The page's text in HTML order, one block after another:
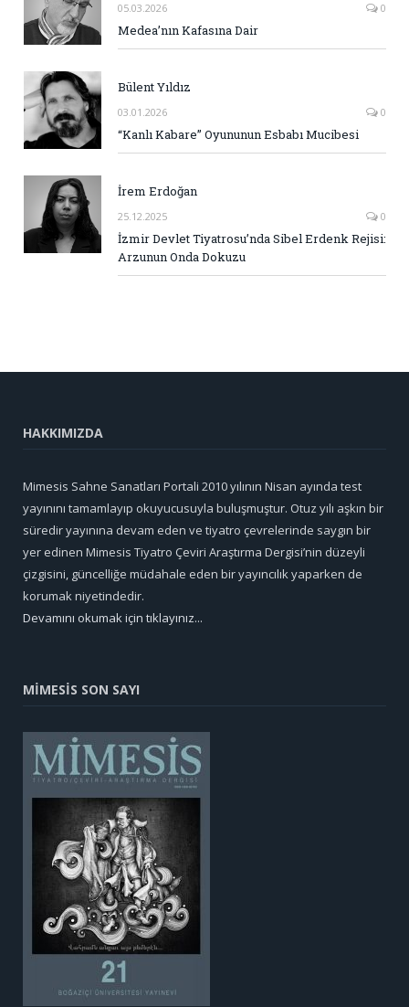
05.03.2026 0
Medea’nın Kafasına Dair
Bülent Yıldız
03.01.2026 0
“Kanlı Kabare” Oyununun Esbabı Mucibesi
İrem Erdoğan
25.12.2025 0
İzmir Devlet Tiyatrosu’nda Sibel Erdenk Rejisi:
Arzunun Onda Dokuzu
HAKKIMIZDA
Mimesis Sahne Sanatları Portali 2010 yılının Nisan ayında test
yayınını tamamlayıp okuyucusuyla buluşmuştur. Otuz yılı aşkın bir
süredir yayınına devam eden ve tiyatro çevrelerinde saygın bir
yer edinen Mimesis Tiyatro Çeviri Araştırma Dergisi’nin düzeyli
çizgisini, güncelliğe müdahale eden bir yayıncılık yaparken de
korumak niyetindedir.
Devamını okumak için tıklayınız...
MİMESİS SON SAYI